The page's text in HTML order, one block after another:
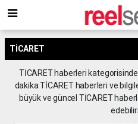
TİCARET
TİCARET haberleri
dakika TİCARET haberleri ve
büyük ve güncel TİCARET